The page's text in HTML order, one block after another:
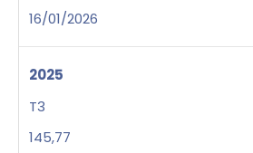
16/01/2026
2025
T3
145,77